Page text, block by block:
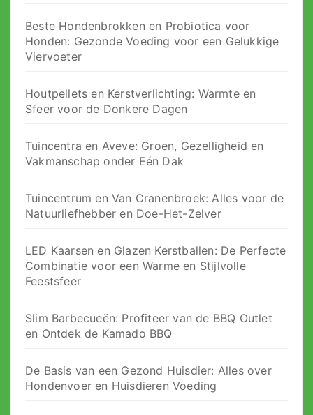
Beste Hondenbrokken en Probiotica voor
Honden: Gezonde Voeding voor een Gelukkige
Viervoeter
Houtpellets en Kerstverlichting: Warmte en
Sfeer voor de Donkere Dagen
Tuincentra en Aveve: Groen, Gezelligheid en
Vakmanschap onder Eén Dak
Tuincentrum en Van Cranenbroek: Alles voor de
Natuurliefhebber en Doe-Het-Zelver
LED Kaarsen en Glazen Kerstballen: De Perfecte
Combinatie voor een Warme en Stijlvolle
Feestsfeer
Slim Barbecueën: Profiteer van de BBQ Outlet
en Ontdek de Kamado BBQ
De Basis van een Gezond Huisdier: Alles over
Hondenvoer en Huisdieren Voeding